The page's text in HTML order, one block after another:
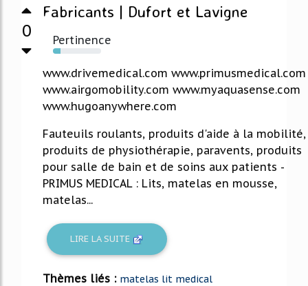
0
Fabricants | Dufort et Lavigne
Pertinence
16%
www.drivemedical.com www.primusmedical.com
www.airgomobility.com www.myaquasense.com
www.hugoanywhere.com
Fauteuils roulants, produits d'aide à la mobilité,
produits de physiothérapie, paravents, produits
pour salle de bain et de soins aux patients -
PRIMUS MEDICAL : Lits, matelas en mousse,
matelas...
LIRE LA SUITE
Thèmes liés : matelas lit medical